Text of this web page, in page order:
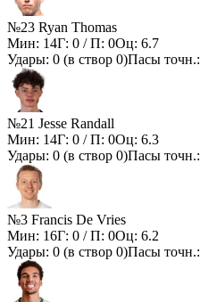
№23 Ryan Thomas
Мин: 14Г: 0 / П: 0Оц: 6.7
Удары: 0 (в створ 0)Пасы точн.:
№21 Jesse Randall
Мин: 14Г: 0 / П: 0Оц: 6.3
Удары: 0 (в створ 0)Пасы точн.:
№3 Francis De Vries
Мин: 16Г: 0 / П: 0Оц: 6.2
Удары: 0 (в створ 0)Пасы точн.: